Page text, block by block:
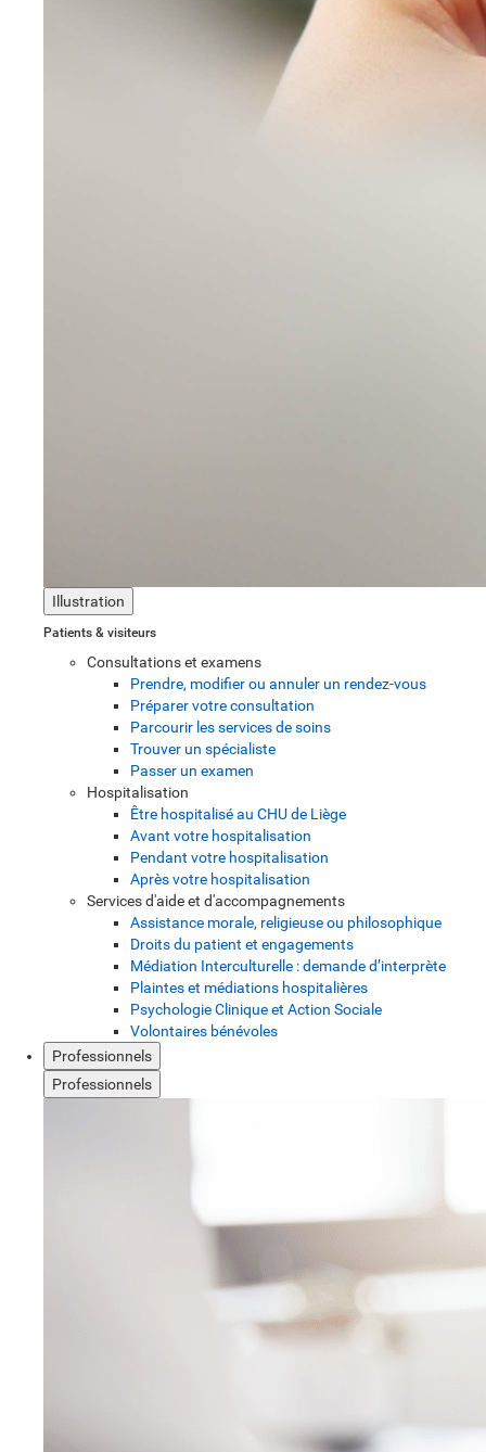
Illustration
Patients & visiteurs
Consultations et examens
Prendre, modifier ou annuler un rendez-vous
Préparer votre consultation
Parcourir les services de soins
Trouver un spécialiste
Passer un examen
Hospitalisation
Être hospitalisé au CHU de Liège
Avant votre hospitalisation
Pendant votre hospitalisation
Après votre hospitalisation
Services d'aide et d'accompagnements
Assistance morale, religieuse ou philosophique
Droits du patient et engagements
Médiation Interculturelle : demande d’interprète
Plaintes et médiations hospitalières
Psychologie Clinique et Action Sociale
Volontaires bénévoles
Professionnels
Professionnels